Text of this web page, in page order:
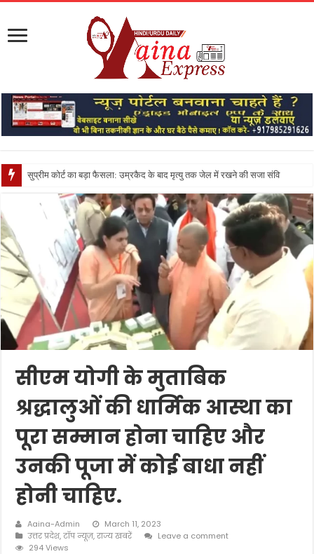
सुप्रीम कोर्ट का बड़ा फैसला: उम्रकैद के बाद मृत्यु तक जेल में रखने की सजा संविधान के अनुरूप
सीएम योगी के मुताबिक
श्रद्धालुओं की धार्मिक आस्था का
पूरा सम्मान होना चाहिए और
उनकी पूजा में कोई बाधा नहीं
होनी चाहिए.
Aaina-Admin
March 11, 2023
उत्तर प्रदेश,टॉप न्यूज़,राज्य खबरें
Leave a comment
294 Views